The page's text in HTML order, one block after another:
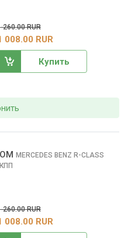
260.00 RUR
008.00 RUR
Купить
MERCEDES BENZ R-CLASS
260.00 RUR
008.00 RUR